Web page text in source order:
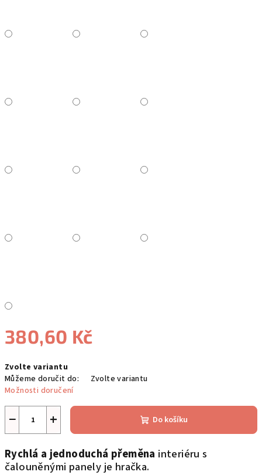
380,60 Kč
cena:
Zvolte variantu
Můžeme doručit do:
Zvolte variantu
Možnosti doručení
+
− Do košíku
Rychlá a jednoduchá přeměna interiéru s
čalouněnými panely je hračka.